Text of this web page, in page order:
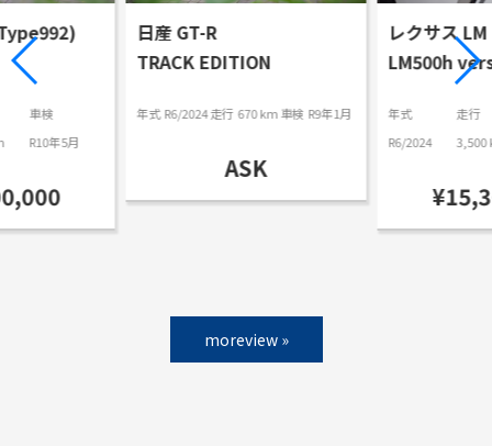
車検
R10年5月
日産 GT-R
TRACK EDITION
年式 R6/2024走行 670 km車検 R9年1月
ASK
レクサス LM
LM500h
年式
R6/2024
走行
3,500
moreview »